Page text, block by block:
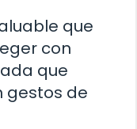
que
con
que
gestos de